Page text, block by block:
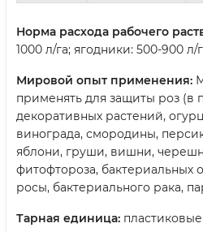
Норма расхода рабочего
1000 л/га; ягодники: 500-900
Мировой опыт применения:
применять для защиты роз (в
декоративных растений,
винограда, смородины,
яблони, груши, вишни,
фитофтороза, бактериальных
росы, бактериального рака,
Тарная единица: